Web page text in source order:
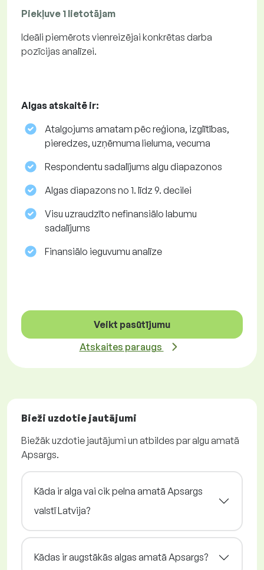
Piekļuve 1 lietotājam
Ideāli piemērots vienreizējai konkrētas darba
pozīcijas analīzei.
Algas atskaitē ir:
Atalgojums amatam pēc reģiona, izglītības,
pieredzes, uzņēmuma lieluma, vecuma
Respondentu sadalījums algu diapazonos
Algas diapazons no 1. līdz 9. decilei
Visu uzraudzīto nefinansiālo labumu
sadalījums
Finansiālo ieguvumu analīze
Veikt pasūtījumu
Atskaites paraugs
Bieži uzdotie jautājumi
Biežāk uzdotie jautājumi un atbildes par algu amatā
Apsargs.
Kāda ir alga vai cik pelna amatā Apsargs
valstī Latvija?
Kādas ir augstākās algas amatā Apsargs?